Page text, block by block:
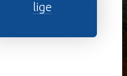
lige